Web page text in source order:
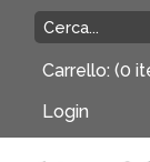
Carrello: (0
Login